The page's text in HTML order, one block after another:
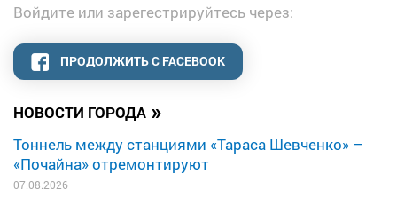
НОВОСТИ ГОРОДА »
Тоннель между станциями «Тараса Шевченко» –
«Почайна» отремонтируют
07.08.2026
Войдите или зарегестрируйтесь через:
ПРОДОЛЖИТЬ С FACEBOOK